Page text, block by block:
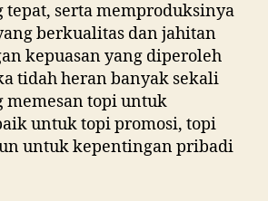
tepat, serta memproduksinya
berkualitas dan jahitan
kepuasan yang diperoleh
tidah heran banyak sekali
memesan topi untuk
untuk topi promosi, topi
untuk kepentingan pribadi